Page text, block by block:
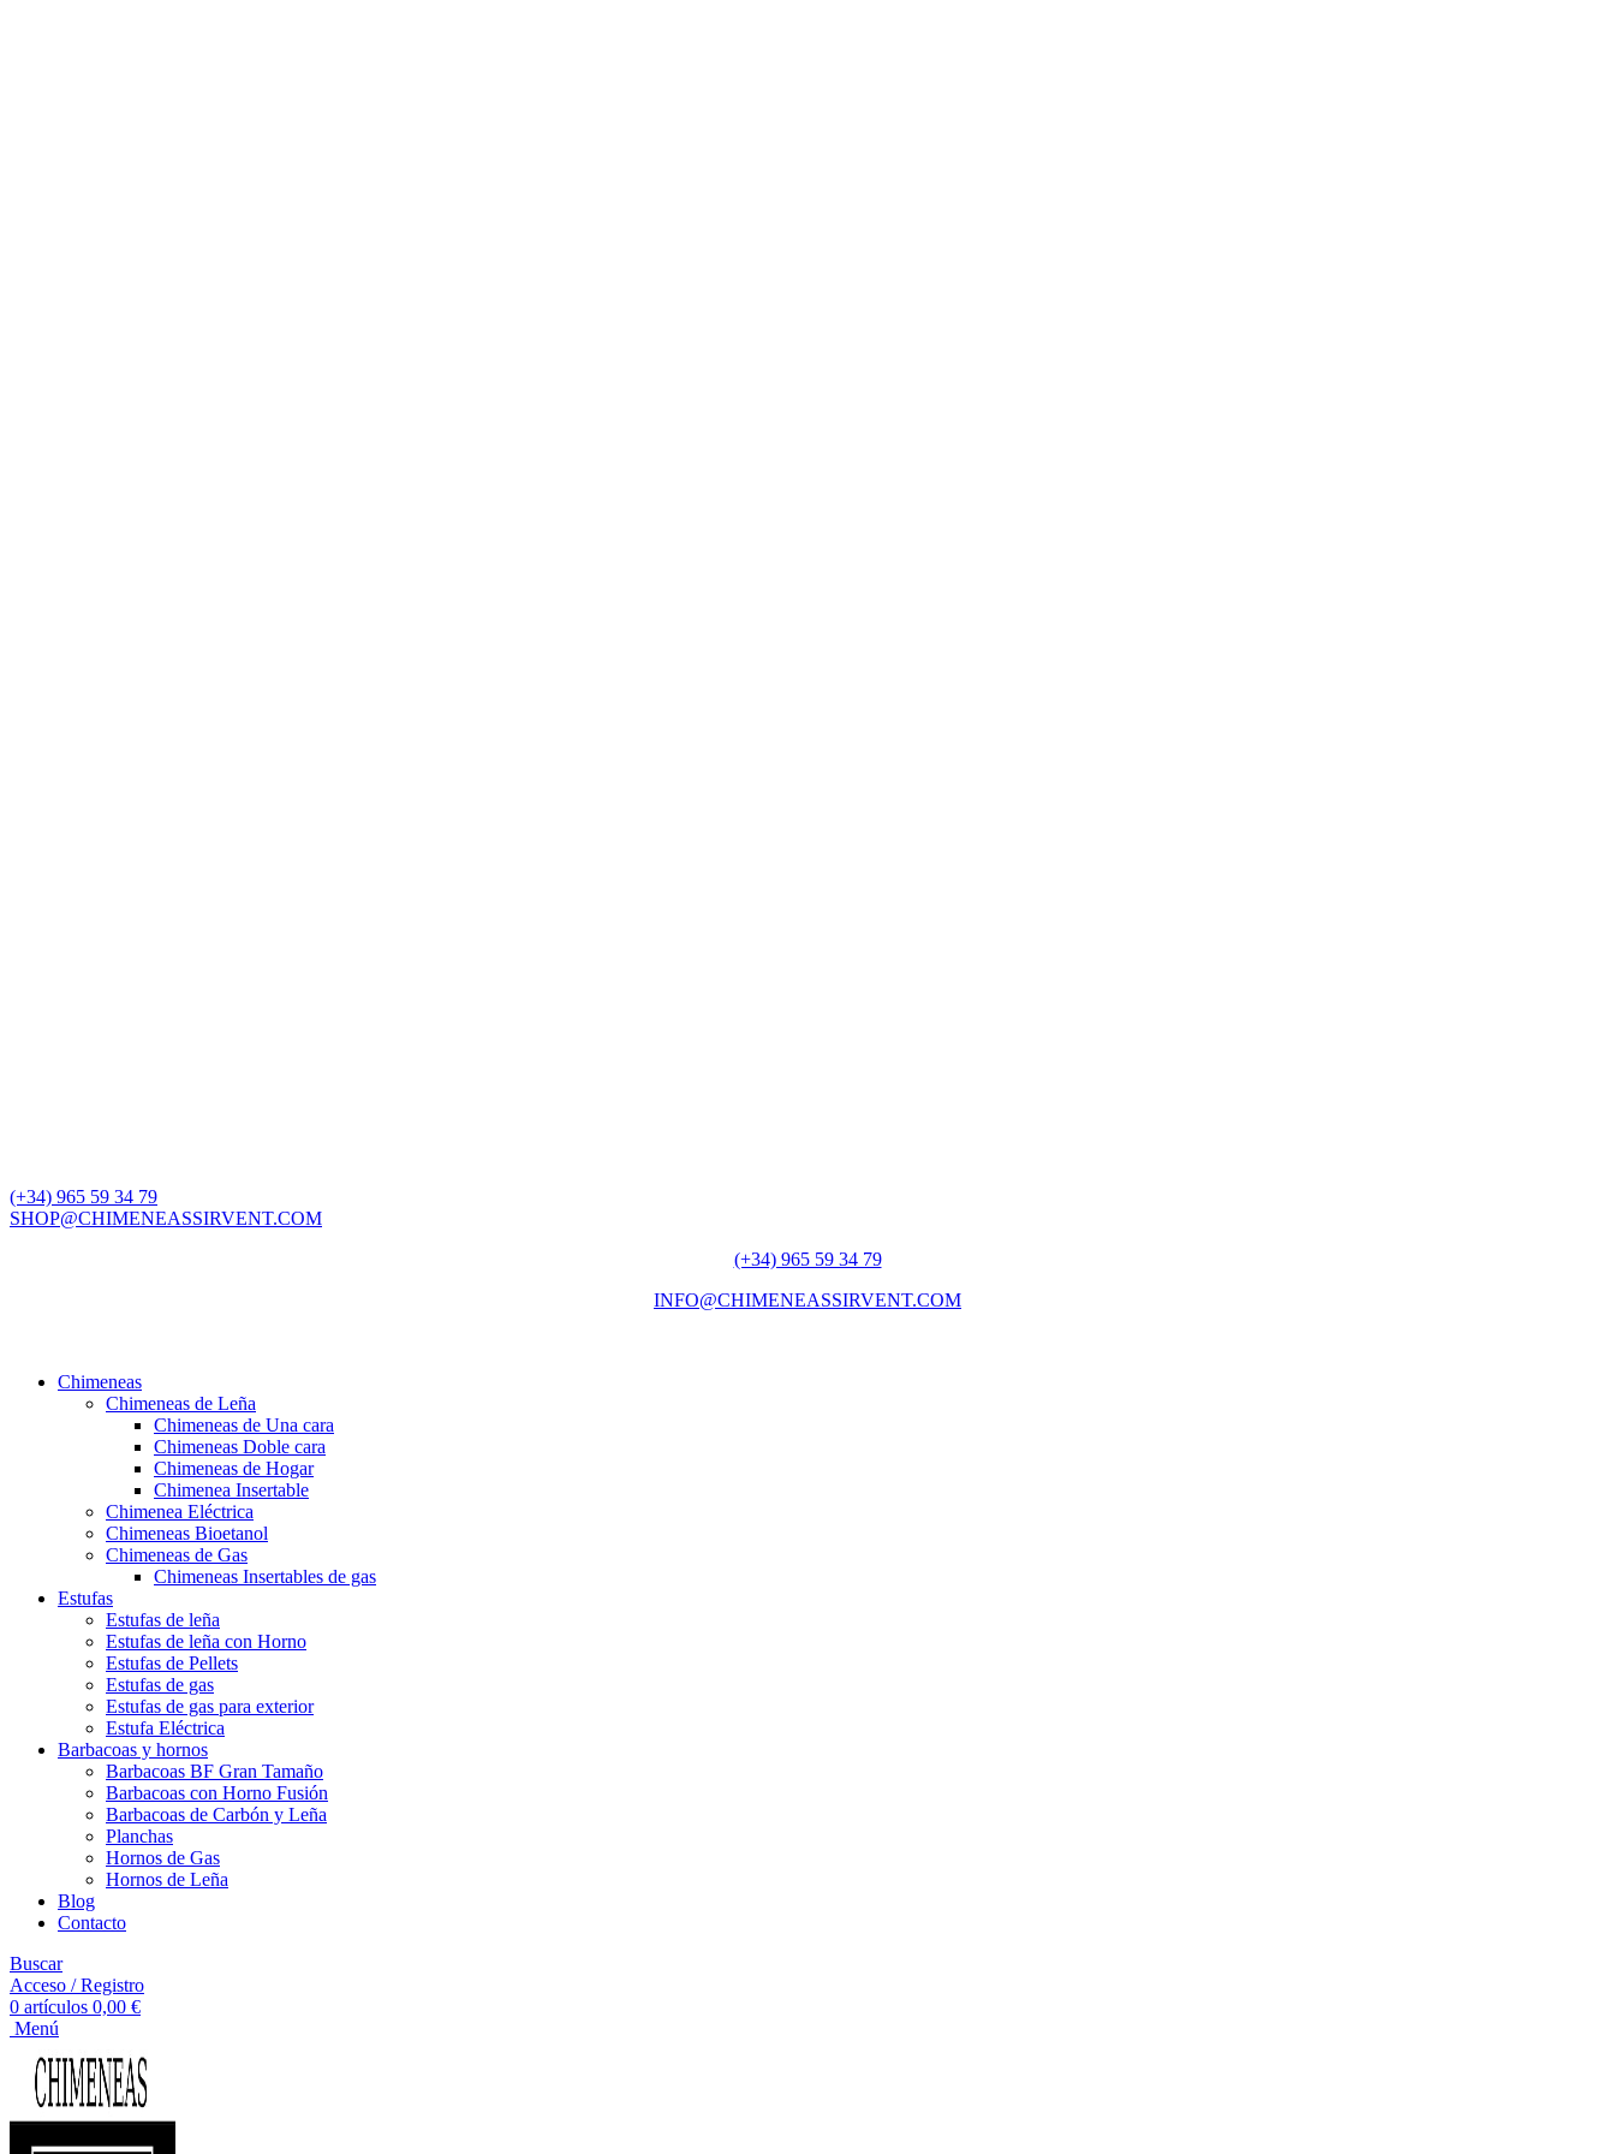
(+34) 965 59 34 79
SHOP@CHIMENEASSIRVENT.COM
(+34) 965 59 34 79
INFO@CHIMENEASSIRVENT.COM
Chimeneas
Chimeneas de Leña
Chimeneas de Una cara
Chimeneas Doble cara
Chimeneas de Hogar
Chimenea Insertable
Chimenea Eléctrica
Chimeneas Bioetanol
Chimeneas de Gas
Chimeneas Insertables de gas
Estufas
Estufas de leña
Estufas de leña con Horno
Estufas de Pellets
Estufas de gas
Estufas de gas para exterior
Estufa Eléctrica
Barbacoas y hornos
Barbacoas BF Gran Tamaño
Barbacoas con Horno Fusión
Barbacoas de Carbón y Leña
Planchas
Hornos de Gas
Hornos de Leña
Blog
Contacto
Buscar
Acceso / Registro
0 artículos 0,00 €
Menú